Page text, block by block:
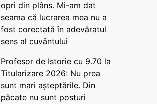
opri din plâns. Mi-am dat
seama că lucrarea mea nu a
fost corectată în adevăratul
sens al cuvântului
Profesor de Istorie cu 9.70 la
Titularizare 2026: Nu prea
sunt mari așteptările. Din
păcate nu sunt posturi